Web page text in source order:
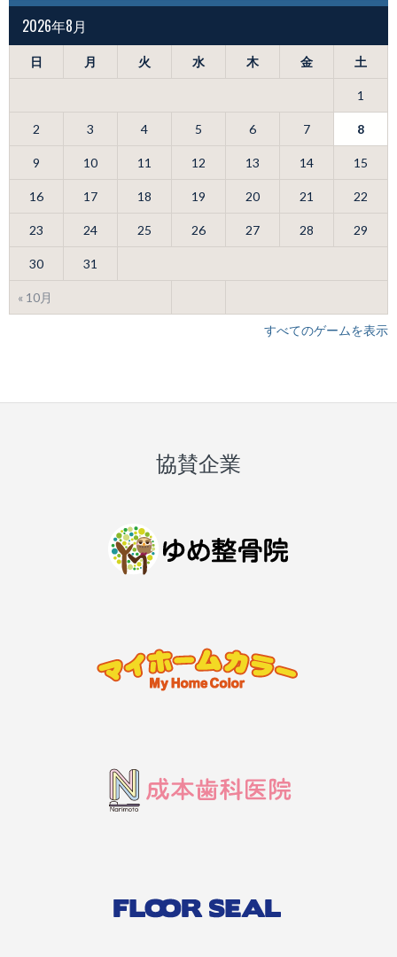
2026年8月
日 月 火 水 木 金 土
« 10月
1
2 3 4 5 6 7 8
9 10 11 12 13 14 15
16 17 18 19 20 21 22
23 24 25 26 27 28 29
30 31
すべてのゲームを表示
協賛企業